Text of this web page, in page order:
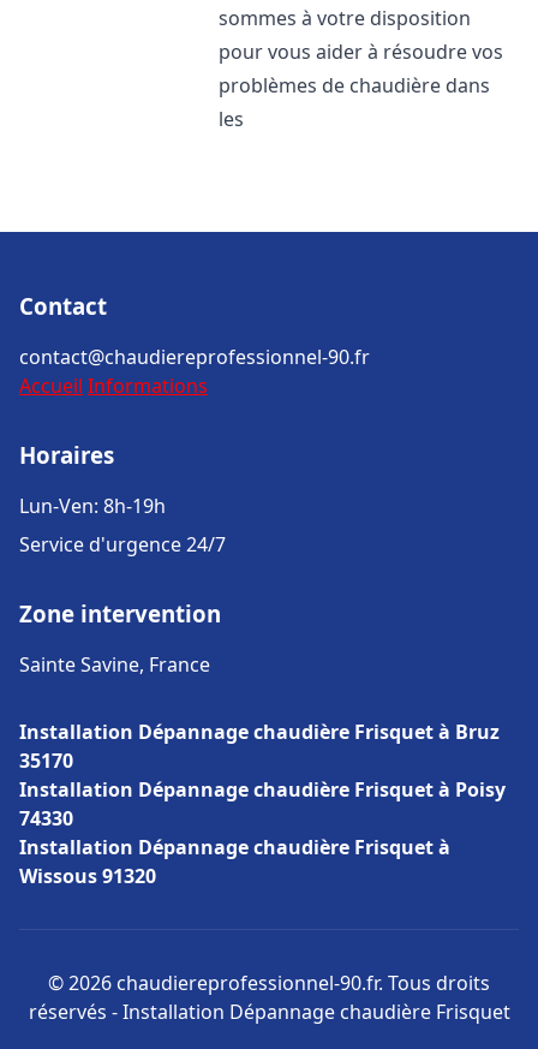
sommes à votre disposition
pour vous aider à résoudre vos
problèmes de chaudière dans
les
Contact
contact@chaudiereprofessionnel-90.fr
Accueil Informations
Horaires
Lun-Ven: 8h-19h
Service d'urgence 24/7
Zone intervention
Sainte Savine, France
Installation Dépannage chaudière Frisquet à Bruz
35170
Installation Dépannage chaudière Frisquet à Poisy
74330
Installation Dépannage chaudière Frisquet à
Wissous 91320
© 2026 chaudiereprofessionnel-90.fr. Tous droits
réservés - Installation Dépannage chaudière Frisquet